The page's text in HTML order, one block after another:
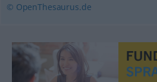
© OpenThesaurus.de